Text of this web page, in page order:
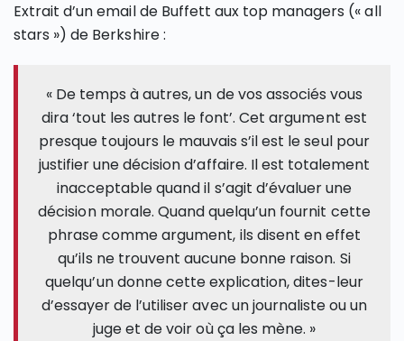
Extrait d’un email de Buffett aux top managers (« all
stars ») de Berkshire :
« De temps à autres, un de vos associés vous
dira ‘tout les autres le font’. Cet argument est
presque toujours le mauvais s’il est le seul pour
justifier une décision d’affaire. Il est totalement
inacceptable quand il s’agit d’évaluer une
décision morale. Quand quelqu’un fournit cette
phrase comme argument, ils disent en effet
qu’ils ne trouvent aucune bonne raison. Si
quelqu’un donne cette explication, dites-leur
d’essayer de l’utiliser avec un journaliste ou un
juge et de voir où ça les mène. »